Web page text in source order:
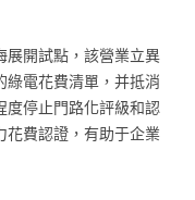
展開試點，該營業立異
綠電花費清單，并抵消
度停止門路化評級和認
花費認證，有助于企業